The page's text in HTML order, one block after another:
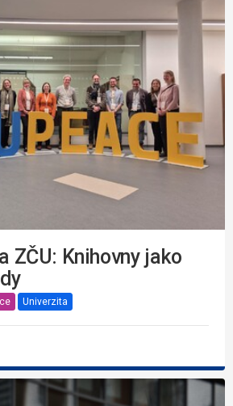
ZČU: Knihovny jako
Univerzita